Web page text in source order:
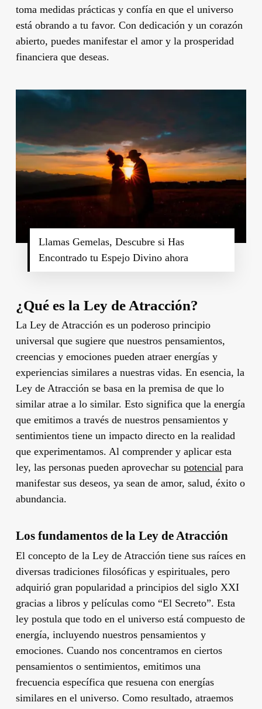
toma medidas prácticas y confía en que el universo
está obrando a tu favor. Con dedicación y un corazón
abierto, puedes manifestar el amor y la prosperidad
financiera que deseas.
Llamas Gemelas, Descubre si Has
Encontrado tu Espejo Divino ahora
¿Qué es la Ley de Atracción?
La Ley de Atracción es un poderoso principio
universal que sugiere que nuestros pensamientos,
creencias y emociones pueden atraer energías y
experiencias similares a nuestras vidas. En esencia, la
Ley de Atracción se basa en la premisa de que lo
similar atrae a lo similar. Esto significa que la energía
que emitimos a través de nuestros pensamientos y
sentimientos tiene un impacto directo en la realidad
que experimentamos. Al comprender y aplicar esta
ley, las personas pueden aprovechar su potencial para
manifestar sus deseos, ya sean de amor, salud, éxito o
abundancia.
Los fundamentos de la Ley de Atracción
El concepto de la Ley de Atracción tiene sus raíces en
diversas tradiciones filosóficas y espirituales, pero
adquirió gran popularidad a principios del siglo XXI
gracias a libros y películas como “El Secreto”. Esta
ley postula que todo en el universo está compuesto de
energía, incluyendo nuestros pensamientos y
emociones. Cuando nos concentramos en ciertos
pensamientos o sentimientos, emitimos una
frecuencia específica que resuena con energías
similares en el universo. Como resultado, atraemos